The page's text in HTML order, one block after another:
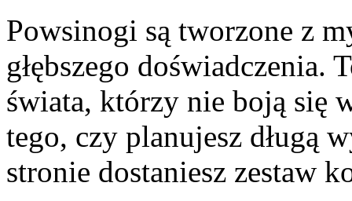
Powsinogi są tworzone z
głębszego
świata, którzy nie boją się
tego, czy planujesz długą
stronie dostaniesz zestaw